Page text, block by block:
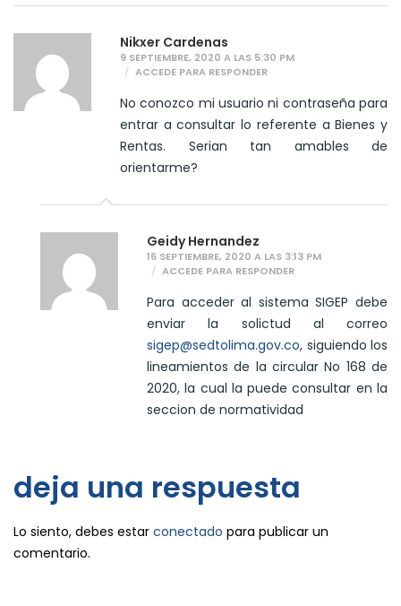
Nikxer Cardenas
9 SEPTIEMBRE, 2020 A LAS 5:30 PM
ACCEDE PARA RESPONDER
No conozco mi usuario ni contraseña para
entrar a consultar lo referente a Bienes y
Rentas. Serian tan amables de
orientarme?
Geidy Hernandez
16 SEPTIEMBRE, 2020 A LAS 3:13 PM
ACCEDE PARA RESPONDER
Para acceder al sistema SIGEP debe
enviar la solictud al correo
sigep@sedtolima.gov.co, siguiendo los
lineamientos de la circular No 168 de
2020, la cual la puede consultar en la
seccion de normatividad
deja una respuesta
Lo siento, debes estar conectado para publicar un
comentario.